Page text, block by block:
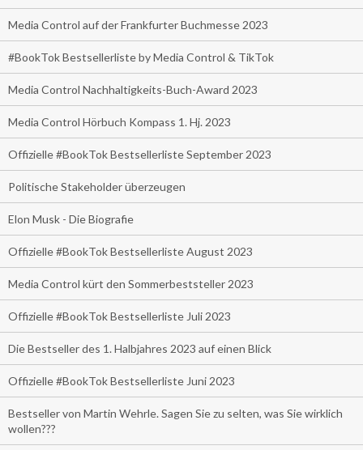
Media Control auf der Frankfurter Buchmesse 2023
#BookTok Bestsellerliste by Media Control & TikTok
Media Control Nachhaltigkeits-Buch-Award 2023
Media Control Hörbuch Kompass 1. Hj. 2023
Offizielle #BookTok Bestsellerliste September 2023
Politische Stakeholder überzeugen
Elon Musk - Die Biografie
Offizielle #BookTok Bestsellerliste August 2023
Media Control kürt den Sommerbeststeller 2023
Offizielle #BookTok Bestsellerliste Juli 2023
Die Bestseller des 1. Halbjahres 2023 auf einen Blick
Offizielle #BookTok Bestsellerliste Juni 2023
Bestseller von Martin Wehrle. Sagen Sie zu selten, was Sie wirklich
wollen???